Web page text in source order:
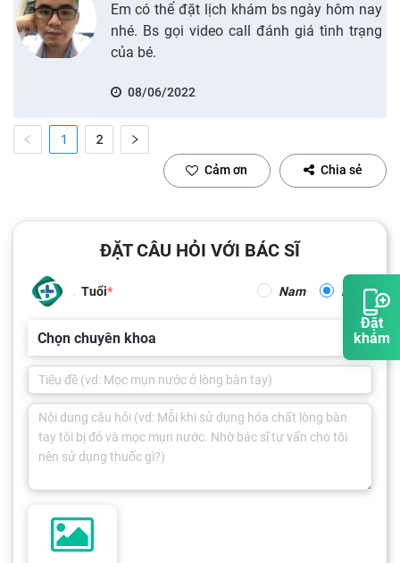
Đặt
khám
Em có thể đặt lịch khám bs ngày hôm nay
nhé. Bs gọi video call đánh giá tình trạng
của bé.
08/06/2022
1 2
Cảm ơn Chia sẻ
ĐẶT CÂU HỎI VỚI BÁC SĨ
Tuổi Nam Nữ
Chọn chuyên khoa